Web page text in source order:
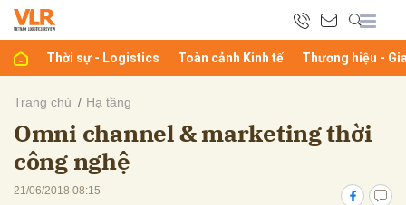
Thời sự - Logistics Toàn cảnh Kinh tế Thương hiệu -
Trang chủ Hạ tầng
Omni channel & marketing thời
công nghệ
21/06/2018 08:15
luận